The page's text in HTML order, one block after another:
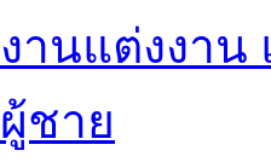
งานแต่งงาน
ผู้ชาย